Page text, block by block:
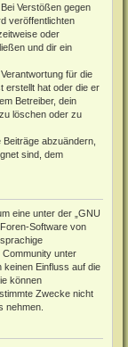
Verstößen gegen
veröffentlichten
oder
und dir ein
für die
erstellt hat oder die er
Betreiber, dein
löschen oder zu
abzuändern,
sind, dem
eine unter der „GNU
Software von
unter
keinen Einfluss auf die
können
Zwecke nicht
nehmen.